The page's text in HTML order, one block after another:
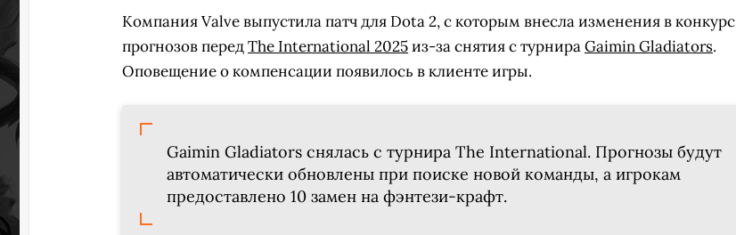
Компания Valve выпустила патч для Dota 2, с которым внесла изменения в конкурс
прогнозов передThe International 2025из-за снятия с турнираGaimin Gladiators.
Оповещение о компенсации появилось в клиенте игры.
Gaimin Gladiators снялась с турнира The International. Прогнозы будут
автоматически обновлены при поиске новой команды, а игрокам
предоставлено 10 замен на фэнтези-крафт.